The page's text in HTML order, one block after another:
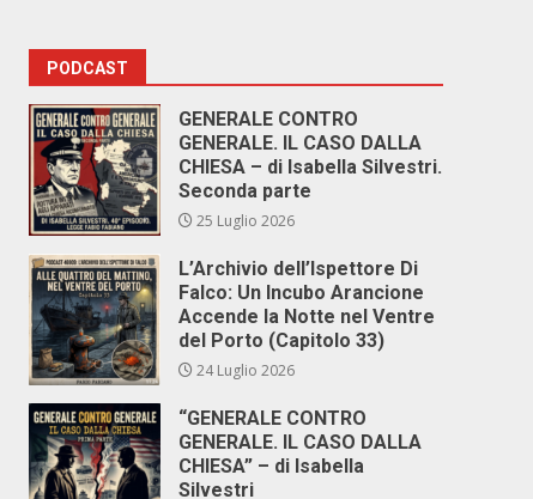
PODCAST
GENERALE CONTRO
GENERALE. IL CASO DALLA
CHIESA – di Isabella Silvestri.
Seconda parte
25 Luglio 2026
L’Archivio dell’Ispettore Di
Falco: Un Incubo Arancione
Accende la Notte nel Ventre
del Porto (Capitolo 33)
24 Luglio 2026
“GENERALE CONTRO
GENERALE. IL CASO DALLA
CHIESA” – di Isabella
Silvestri